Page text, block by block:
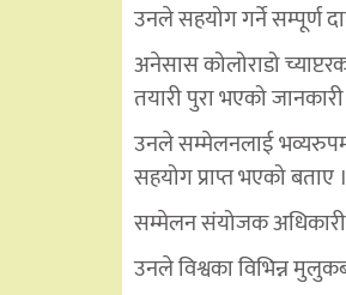
उनले सहयोग गर्ने सम्पूर्ण
अनेसास कोलोराडो
तयारी पुरा भएको
उनले सम्मेलनलाई
सहयोग प्राप्त भएको बताए ।
सम्मेलन संयोजक
उनले विश्वका विभिन्न